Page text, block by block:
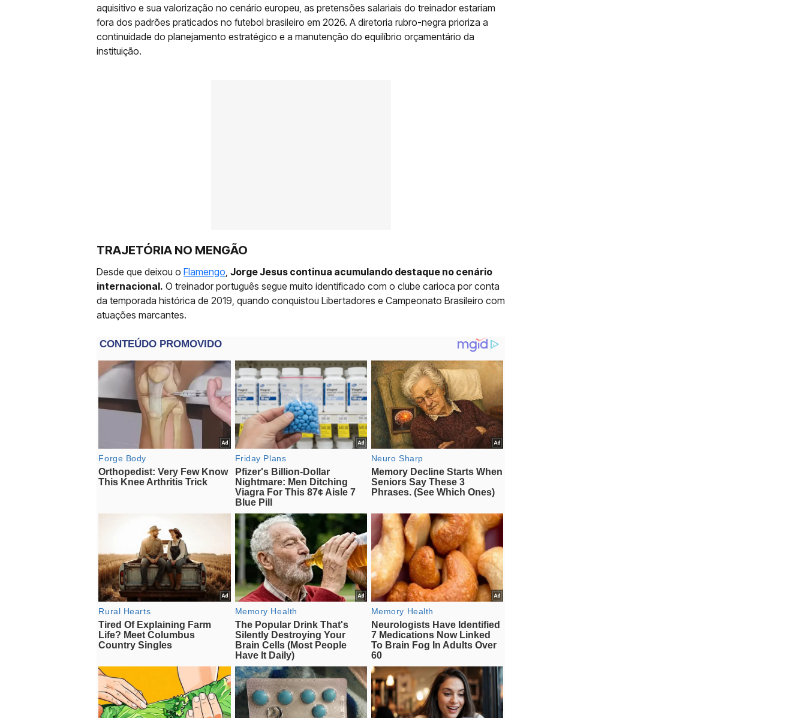
aquisitivo e sua valorização no cenário europeu, as pretensões salariais do treinador estariam
fora dos padrões praticados no futebol brasileiro em 2026. A diretoria rubro-negra prioriza a
continuidade do planejamento estratégico e a manutenção do equilíbrio orçamentário da
instituição.
TRAJETÓRIA NO MENGÃO
Desde que deixou o Flamengo, Jorge Jesus continua acumulando destaque no cenário
internacional. O treinador português segue muito identificado com o clube carioca por conta
da temporada histórica de 2019, quando conquistou Libertadores e Campeonato Brasileiro com
atuações marcantes.